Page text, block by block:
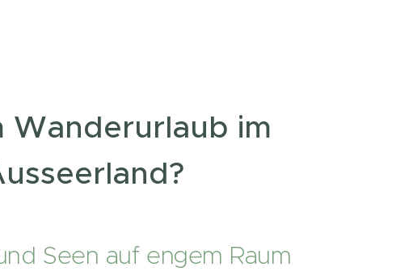
Wanderurlaub im
Seen auf engem Raum